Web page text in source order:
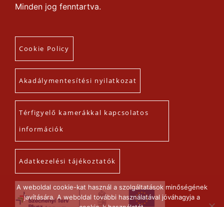
Minden jog fenntartva.
Cookie Policy
Akadálymentesítési nyilatkozat
Térfigyelő kamerákkal kapcsolatos
információk
Adatkezelési tájékoztatók
A weboldal cookie-kat használ a szolgáltatások minőségének
javítására. A weboldal további használatával jóváhagyja a